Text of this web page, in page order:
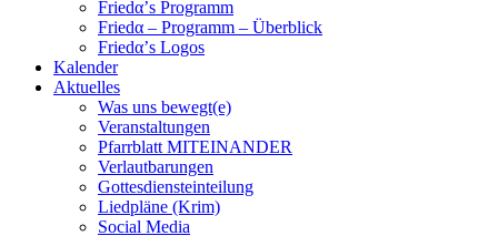
Friedα’s Programm
Friedα – Programm – Überblick
Friedα’s Logos
Kalender
Aktuelles
Was uns bewegt(e)
Veranstaltungen
Pfarrblatt MITEINANDER
Verlautbarungen
Gottesdiensteinteilung
Liedpläne (Krim)
Social Media